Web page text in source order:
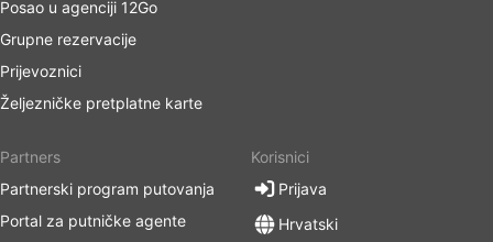
Posao u agenciji 12Go
Grupne rezervacije
Prijevoznici
Željezničke pretplatne karte
Partners
Partnerski program putovanja
Portal za putničke agente
Korisnici
Prijava
Hrvatski